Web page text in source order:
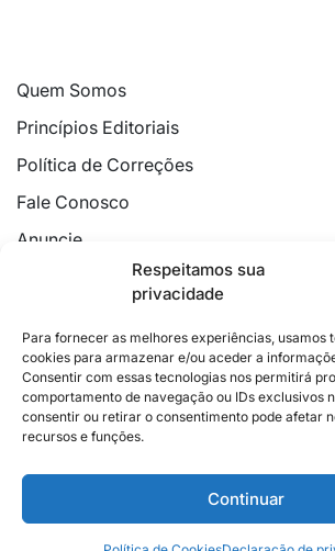
Respeitamos sua
privacidade
Para fornecer as melhores experiências, usamos
cookies para armazenar e/ou aceder a
Consentir com essas tecnologias nos permitirá
comportamento de navegação ou IDs exclusivos
consentir ou retirar o consentimento pode afetar
recursos e funções.
Continuar
Quem Somos
Princípios Editoriais
Política de Correções
Fale Conosco
Anuncie
Política de Cookies
PoderEditorialCidades
EconomiaPesquisas